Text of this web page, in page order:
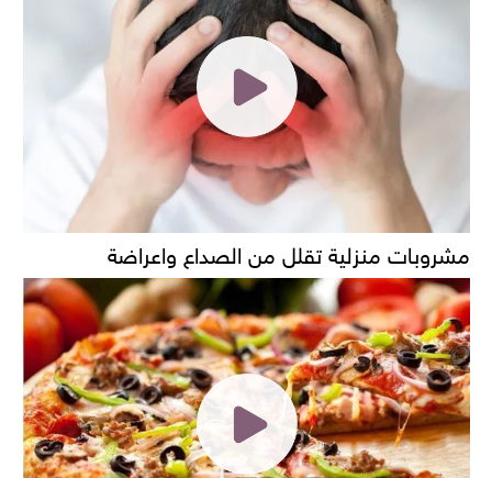
مشروبات منزلية تقلل من الصداع واعراضة